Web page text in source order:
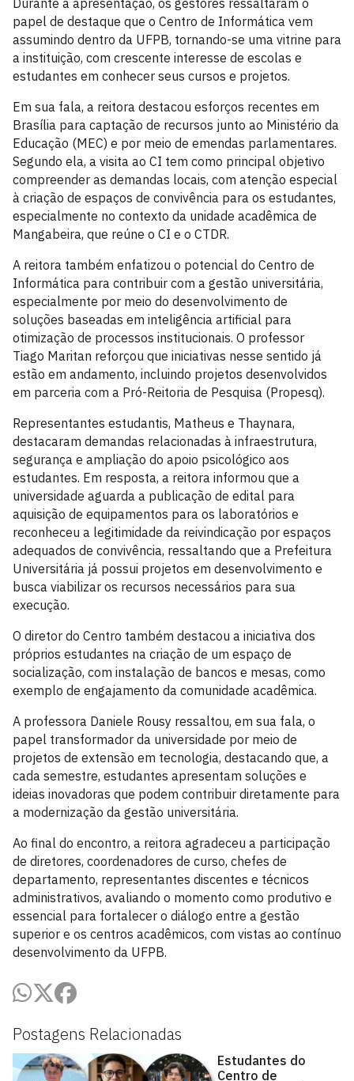
Postagens Relacionadas
Estudantes do
Centro de
Durante a apresentação, os gestores ressaltaram o
papel de destaque que o Centro de Informática vem
assumindo dentro da UFPB, tornando-se uma vitrine para
a instituição, com crescente interesse de escolas e
estudantes em conhecer seus cursos e projetos.
Em sua fala, a reitora destacou esforços recentes em
Brasília para captação de recursos junto ao Ministério da
Educação (MEC) e por meio de emendas parlamentares.
Segundo ela, a visita ao CI tem como principal objetivo
compreender as demandas locais, com atenção especial
à criação de espaços de convivência para os estudantes,
especialmente no contexto da unidade acadêmica de
Mangabeira, que reúne o CI e o CTDR.
A reitora também enfatizou o potencial do Centro de
Informática para contribuir com a gestão universitária,
especialmente por meio do desenvolvimento de
soluções baseadas em inteligência artificial para
otimização de processos institucionais. O professor
Tiago Maritan reforçou que iniciativas nesse sentido já
estão em andamento, incluindo projetos desenvolvidos
em parceria com a Pró-Reitoria de Pesquisa (Propesq).
Representantes estudantis, Matheus e Thaynara,
destacaram demandas relacionadas à infraestrutura,
segurança e ampliação do apoio psicológico aos
estudantes. Em resposta, a reitora informou que a
universidade aguarda a publicação de edital para
aquisição de equipamentos para os laboratórios e
reconheceu a legitimidade da reivindicação por espaços
adequados de convivência, ressaltando que a Prefeitura
Universitária já possui projetos em desenvolvimento e
busca viabilizar os recursos necessários para sua
execução.
O diretor do Centro também destacou a iniciativa dos
próprios estudantes na criação de um espaço de
socialização, com instalação de bancos e mesas, como
exemplo de engajamento da comunidade acadêmica.
A professora Daniele Rousy ressaltou, em sua fala, o
papel transformador da universidade por meio de
projetos de extensão em tecnologia, destacando que, a
cada semestre, estudantes apresentam soluções e
ideias inovadoras que podem contribuir diretamente para
a modernização da gestão universitária.
Ao final do encontro, a reitora agradeceu a participação
de diretores, coordenadores de curso, chefes de
departamento, representantes discentes e técnicos
administrativos, avaliando o momento como produtivo e
essencial para fortalecer o diálogo entre a gestão
superior e os centros acadêmicos, com vistas ao contínuo
desenvolvimento da UFPB.